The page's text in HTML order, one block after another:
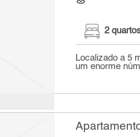
2
Localizado a 5
um enorme